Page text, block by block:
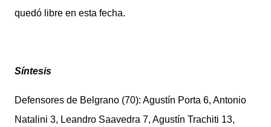
quedó libre en esta fecha.
Síntesis
Defensores de Belgrano (70): Agustín Porta 6, Antonio
Natalini 3, Leandro Saavedra 7, Agustín Trachiti 13,